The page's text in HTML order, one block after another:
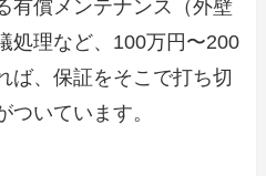
有償メンテナンス（外壁
処理など、100万円〜200
ば、保証をそこで打ち切
ついています。